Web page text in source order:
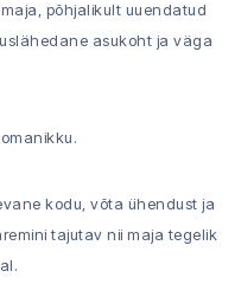
põhjalikult uuendatud
asukoht ja väga
kodu, võta ühendust ja
tajutav nii maja tegelik